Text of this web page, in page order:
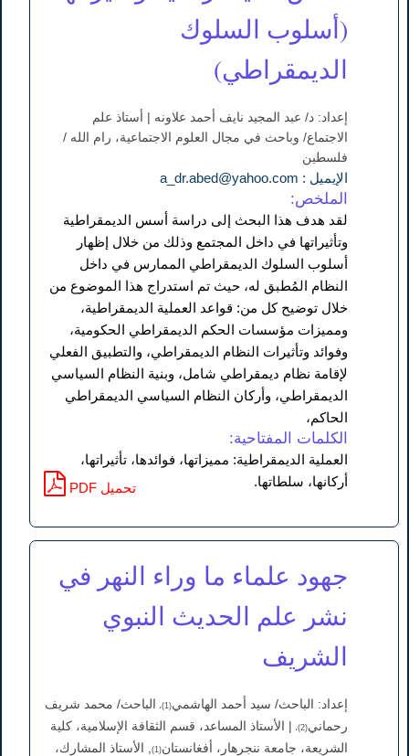
(أسلوب السلوك
الديمقراطي)
إعداد: د/ عبد المجيد نايف أحمد علاونه | أستاذ علم
الاجتماع/ وباحث في مجال العلوم الاجتماعية، رام الله /
فلسطين
الإيميل : a_dr.abed@yahoo.com
الملخص:
لقد هدف هذا البحث إلى دراسة أسس الديمقراطية
وتأثيراتها في داخل المجتمع وذلك من خلال إظهار
أسلوب السلوك الديمقراطي الممارس في داخل
النظام المُطبق له، حيث تم استدراج هذا الموضوع من
خلال توضيح كل من: قواعد العملية الديمقراطية،
ومميزات مؤسسات الحكم الديمقراطي الحكومية،
وفوائد وتأثيرات النظام الديمقراطي، والتطبيق الفعلي
لإقامة نظام ديمقراطي شامل، وبنية النظام السياسي
الديمقراطي، وأركان النظام السياسي الديمقراطي
الحاكم،
الكلمات المفتاحية:
العملية الديمقراطية: مميزاتها، فوائدها، تأثيراتها،
أركانها، سلطاتها.
PDF تحميل
جهود علماء ما وراء النهر في
نشر علم الحدیث النبوي
الشریف
إعداد: الباحث/ سيد أحمد الهاشمي(1)،
الباحث/ محمد شريف
رحماني(2)،
| الأستاذ المساعد، قسم الثقافة الإسلامية، كلية
الشريعة، جامعة ننجرهار، أفغانستان(1)
, الأستاذ المشارك،